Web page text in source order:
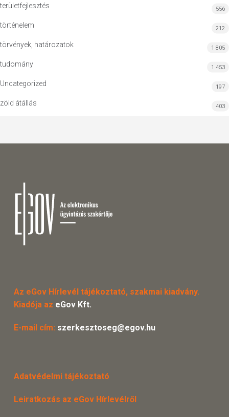
területfejlesztés 556
történelem 212
törvények, határozatok 1 805
tudomány 1 453
Uncategorized 197
zöld átállás 403
Az eGov Hírlevél tájékoztató, szakmai kiadvány.
Kiadója az eGov Kft.
E-mail cím: szerkesztoseg@egov.hu
Adatvédelmi tájékoztató
Leiratkozás az eGov Hírlevélről